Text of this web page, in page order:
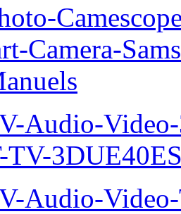
Camera-
Audio-
Audio-